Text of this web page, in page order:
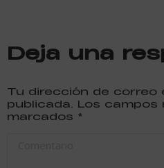
Deja una
Tu dirección de correo
publicada. Los
marcados *